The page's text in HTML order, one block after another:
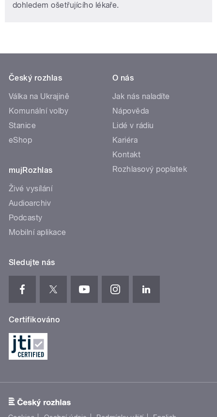
dohledem ošetřujícího lékaře.
Český rozhlas
Válka na Ukrajině
Komunální volby
Stanice
eShop
mujRozhlas
Živé vysílání
Audioarchiv
Podcasty
Mobilní aplikace
O nás
Jak nás naladíte
Nápověda
Lidé v rádiu
Kariéra
Kontakt
Rozhlasový poplatek
Sledujte nás
Certifikováno